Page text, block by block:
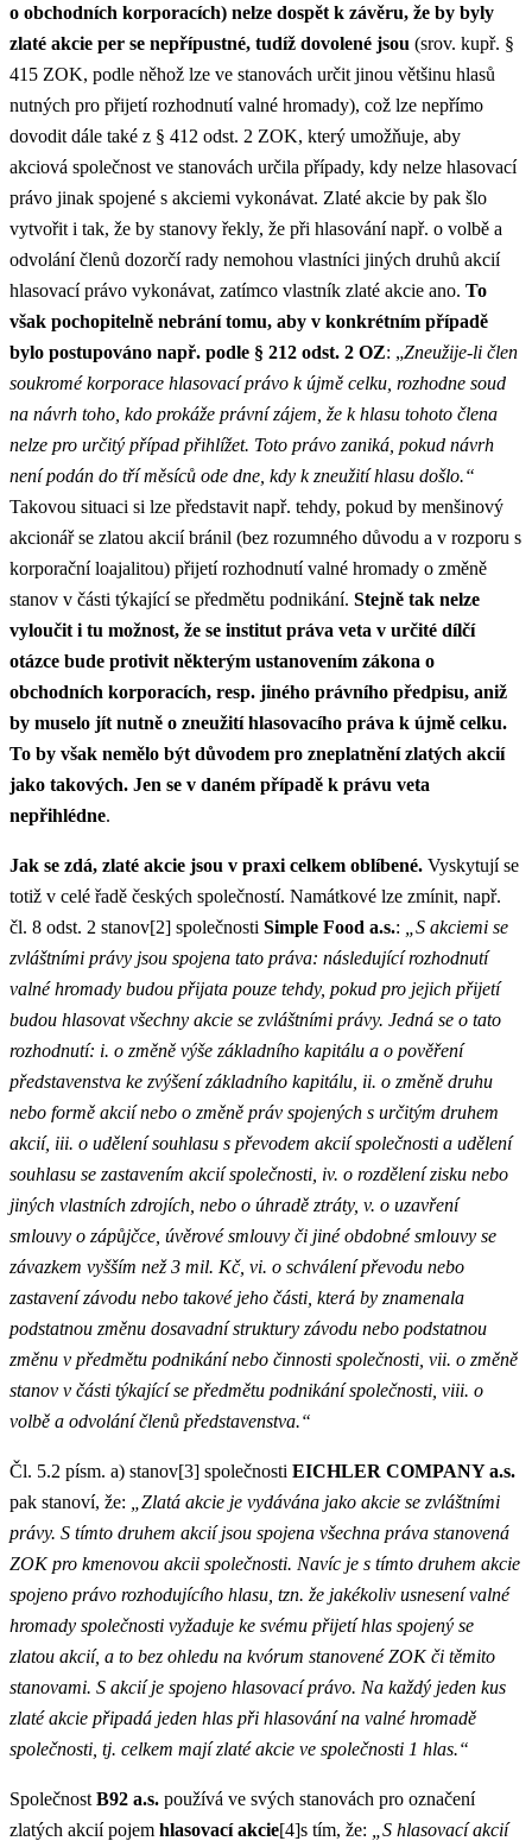
o obchodních korporacích) nelze dospět k závěru, že by byly
zlaté akcie per se nepřípustné, tudíž dovolené jsou (srov. kupř. §
415 ZOK, podle něhož lze ve stanovách určit jinou většinu hlasů
nutných pro přijetí rozhodnutí valné hromady), což lze nepřímo
dovodit dále také z § 412 odst. 2 ZOK, který umožňuje, aby
akciová společnost ve stanovách určila případy, kdy nelze hlasovací
právo jinak spojené s akciemi vykonávat. Zlaté akcie by pak šlo
vytvořit i tak, že by stanovy řekly, že při hlasování např. o volbě a
odvolání členů dozorčí rady nemohou vlastníci jiných druhů akcií
hlasovací právo vykonávat, zatímco vlastník zlaté akcie ano. To
však pochopitelně nebrání tomu, aby v konkrétním případě
bylo postupováno např. podle § 212 odst. 2 OZ: „Zneužije-li člen
soukromé korporace hlasovací právo k újmě celku, rozhodne soud
na návrh toho, kdo prokáže právní zájem, že k hlasu tohoto člena
nelze pro určitý případ přihlížet. Toto právo zaniká, pokud návrh
není podán do tří měsíců ode dne, kdy k zneužití hlasu došlo.“
Takovou situaci si lze představit např. tehdy, pokud by menšinový
akcionář se zlatou akcií bránil (bez rozumného důvodu a v rozporu s
korporační loajalitou) přijetí rozhodnutí valné hromady o změně
stanov v části týkající se předmětu podnikání. Stejně tak nelze
vyloučit i tu možnost, že se institut práva veta v určité dílčí
otázce bude protivit některým ustanovením zákona o
obchodních korporacích, resp. jiného právního předpisu, aniž
by muselo jít nutně o zneužití hlasovacího práva k újmě celku.
To by však nemělo být důvodem pro zneplatnění zlatých akcií
jako takových. Jen se v daném případě k právu veta
nepřihlédne.
Jak se zdá, zlaté akcie jsou v praxi celkem oblíbené. Vyskytují se
totiž v celé řadě českých společností. Namátkové lze zmínit, např.
čl. 8 odst. 2 stanov[2] společnosti Simple Food a.s.: „S akciemi se
zvláštními právy jsou spojena tato práva: následující rozhodnutí
valné hromady budou přijata pouze tehdy, pokud pro jejich přijetí
budou hlasovat všechny akcie se zvláštními právy. Jedná se o tato
rozhodnutí: i. o změně výše základního kapitálu a o pověření
představenstva ke zvýšení základního kapitálu, ii. o změně druhu
nebo formě akcií nebo o změně práv spojených s určitým druhem
akcií, iii. o udělení souhlasu s převodem akcií společnosti a udělení
souhlasu se zastavením akcií společnosti, iv. o rozdělení zisku nebo
jiných vlastních zdrojích, nebo o úhradě ztráty, v. o uzavření
smlouvy o zápůjčce, úvěrové smlouvy či jiné obdobné smlouvy se
závazkem vyšším než 3 mil. Kč, vi. o schválení převodu nebo
zastavení závodu nebo takové jeho části, která by znamenala
podstatnou změnu dosavadní struktury závodu nebo podstatnou
změnu v předmětu podnikání nebo činnosti společnosti, vii. o změně
stanov v části týkající se předmětu podnikání společnosti, viii. o
volbě a odvolání členů představenstva.“
Čl. 5.2 písm. a) stanov[3] společnosti EICHLER COMPANY a.s.
pak stanoví, že:
„Zlatá akcie je vydávána jako akcie se zvláštními
právy. S tímto druhem akcií jsou spojena všechna práva stanovená
ZOK pro kmenovou akcii společnosti. Navíc je s tímto druhem akcie
spojeno právo rozhodujícího hlasu, tzn. že jakékoliv usnesení valné
hromady společnosti vyžaduje ke svému přijetí hlas spojený se
zlatou akcií, a to bez ohledu na kvórum stanovené ZOK či těmito
stanovami. S akcií je spojeno hlasovací právo. Na každý jeden kus
zlaté akcie připadá jeden hlas při hlasování na valné hromadě
společnosti, tj. celkem mají zlaté akcie ve společnosti 1 hlas.“
Společnost B92 a.s. používá ve svých stanovách pro označení
zlatých akcií pojem hlasovací akcie[4]s tím, že:
„S hlasovací akcií